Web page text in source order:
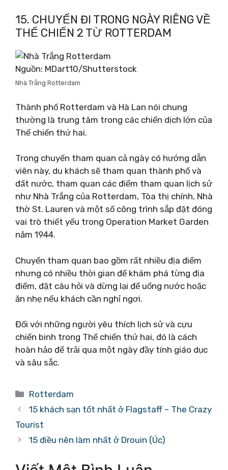
15. CHUYẾN ĐI TRONG NGÀY RIÊNG VỀ
THẾ CHIẾN 2 TỪ ROTTERDAM
Nguồn: MDart10/Shutterstock
Nhà Trắng Rotterdam
Thành phố Rotterdam và Hà Lan nói chung
thường là trung tâm trong các chiến dịch lớn của
Thế chiến thứ hai.
Trong chuyến tham quan cả ngày có hướng dẫn
viên này, du khách sẽ tham quan thành phố và
đất nước, tham quan các điểm tham quan lịch sử
như Nhà Trắng của Rotterdam, Tòa thị chính, Nhà
thờ St. Lauren và một số công trình sắp đặt đóng
vai trò thiết yếu trong Operation Market Garden
năm 1944.
Chuyến tham quan bao gồm rất nhiều địa điểm
nhưng có nhiều thời gian để khám phá từng địa
điểm, đặt câu hỏi và dừng lại để uống nước hoặc
ăn nhẹ nếu khách cần nghỉ ngơi.
Đối với những người yêu thích lịch sử và cựu
chiến binh trong Thế chiến thứ hai, đó là cách
hoàn hảo để trải qua một ngày đầy tính giáo dục
và sâu sắc.
Danh
mục
Rotterdam
15 khách sạn tốt nhất ở Flagstaff – The Crazy
Tourist
15 điều nên làm nhất ở Drouin (Úc)